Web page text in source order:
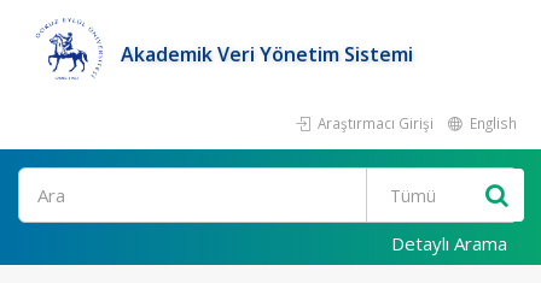
Akademik Veri Yönetim Sistemi
Araştırmacı Girişi English
Ara
Detaylı Arama